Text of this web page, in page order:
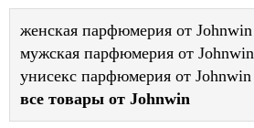
женская парфюмерия от Johnwin
мужская парфюмерия от Johnwin
унисекс парфюмерия от Johnwin
все товары от Johnwin